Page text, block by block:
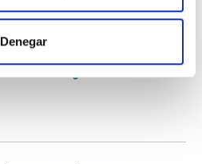
Denegar
Regístrate para